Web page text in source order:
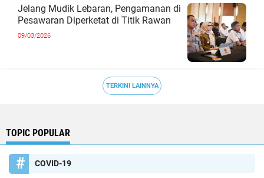
Jelang Mudik Lebaran, Pengamanan di
Pesawaran Diperketat di Titik Rawan
09/03/2026
TERKINI LAINNYA
TOPIC POPULAR
COVID-19